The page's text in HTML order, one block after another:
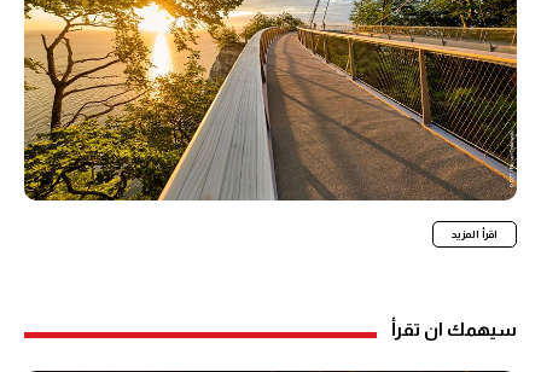
اقرأ المزيد
سيهمك ان تقرأ